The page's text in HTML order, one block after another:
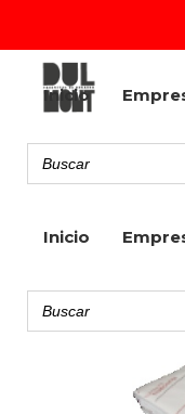
Inicio
Inicio